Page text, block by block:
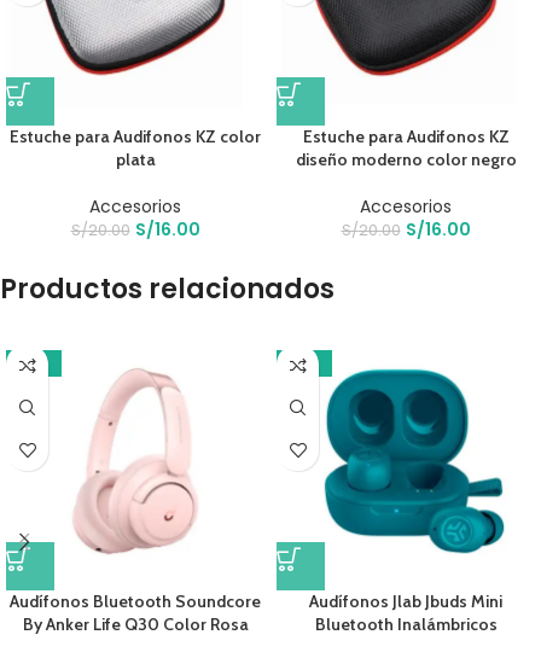
Estuche para Audifonos KZ color
plata
Accesorios
S/20.00 S/16.00
Estuche para Audifonos KZ
diseño moderno color negro
Accesorios
S/20.00 S/16.00
Productos relacionados
-21%
Audífonos Bluetooth Soundcore
By Anker Life Q30 Color Rosa
-17%
Audífonos Jlab Jbuds Mini
Bluetooth Inalámbricos